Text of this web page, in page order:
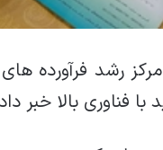
رشد فرآورده های